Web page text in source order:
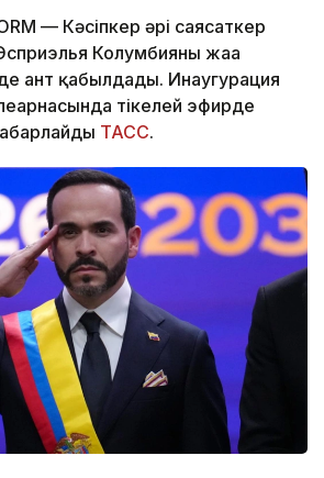
— Кәсіпкер әрі саясаткер
Колумбияның жаңа
ант қабылдады. Инаугурация
тікелей эфирде
ТАСС.